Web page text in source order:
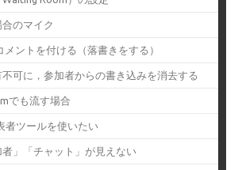
のマイク
メントを付ける（落書きをする）
可に，参加者からの書き込みを消去する
でも流す場合
者ツールを使いたい
」「チャット」が見えない